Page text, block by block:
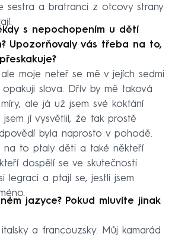
sestra a bratranci z otcovy strany
s nepochopením u dětí
Upozorňovaly vás třeba na to,
moje neteř se mě v jejích sedmi
slova. Dřív by mě taková
ale já už jsem své koktání
jí vysvětlil, že tak prostě
byla naprosto v pohodě.
na to ptaly děti a také někteří
dospělí se ve skutečnosti
legraci a ptají se, jestli jsem
jazyce? Pokud mluvíte jinak
a francouzsky. Můj kamarád